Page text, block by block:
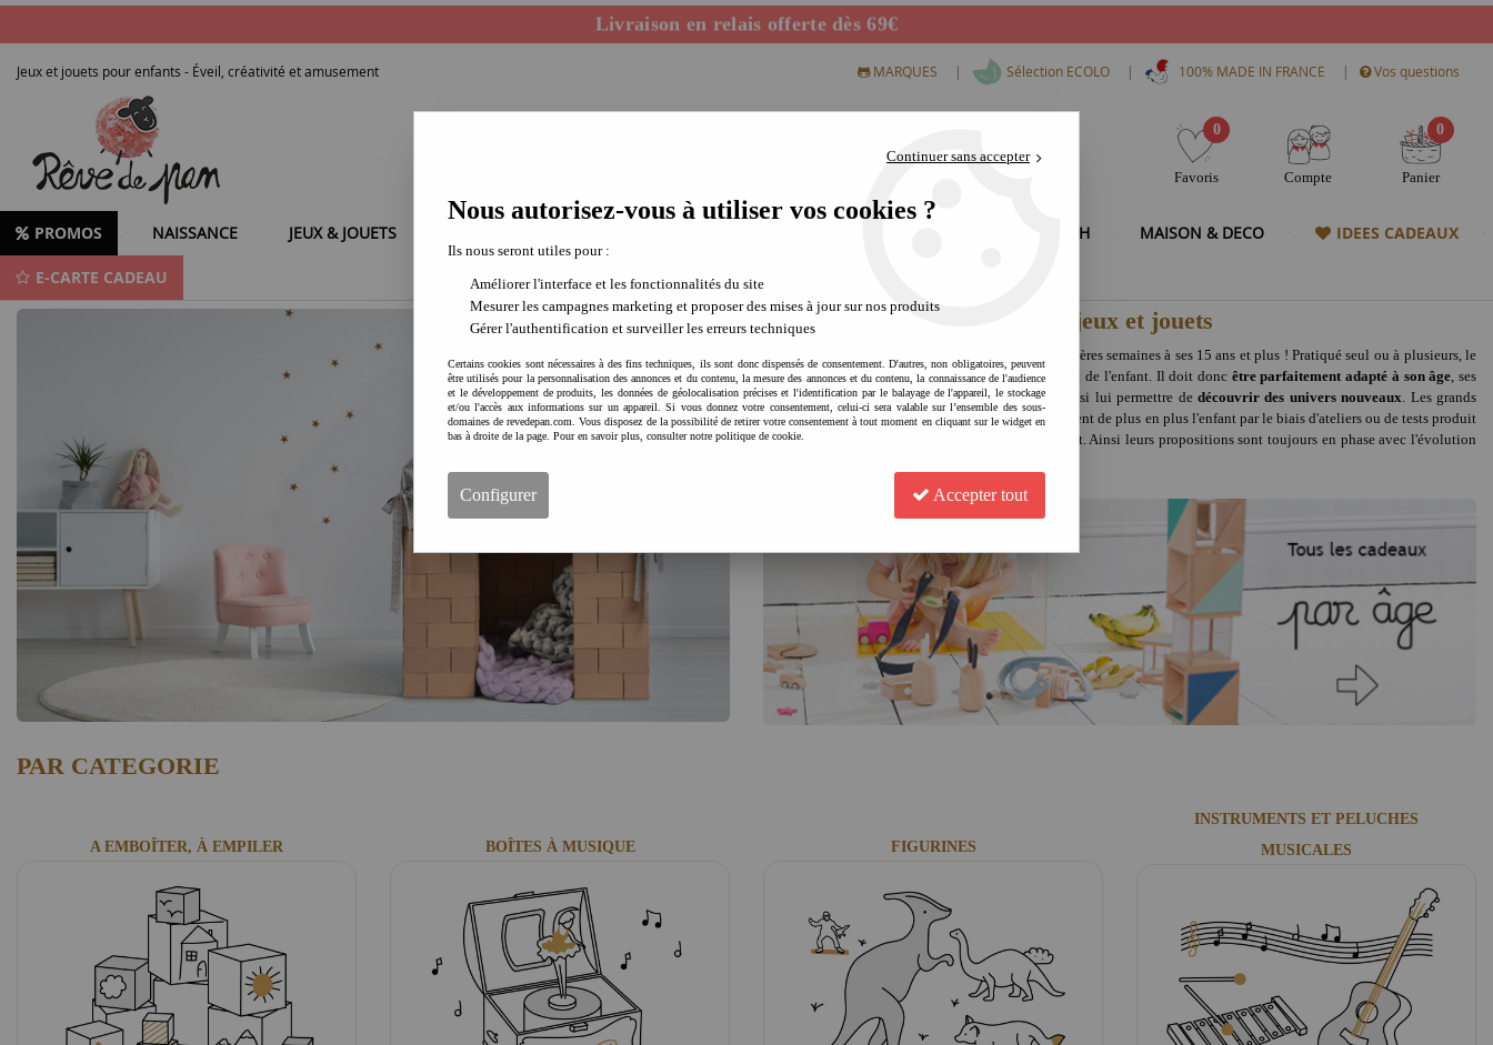
Départ de notre dépôt avant 14h
Jeux et jouets pour enfants - Éveil, créativité et amusement MARQUES | Sélection ECOLO | 100% MADE IN FRANCE | Vos questions
0
Favoris Compte
0
Panier
PROMOS NAISSANCE JEUX & JOUETS MODE & HIGH TECH MAISON & DECO IDEES CADEAUX
E-CARTE CADEAU
Découvrez des jeux et jouets pour stimuler imagination, motricité et apprentissages des enfants de tous âges.
Une sélection surprenante de jeux et jouets
La caverne d'Ali Baba pour tout enfant, de ses premières semaines à ses 15 ans et plus ! Pratiqué seul ou à plusieurs, le
jeu reste un élément essentiel pour l'épanouissement de l'enfant. Il doit doncêtre parfaitement adapté à son âge , ses
goûts, son stade de développement mais il doit aussi lui permettre de découvrir des univers nouveaux . Les grands
fabricants et créateurs l'ont bien compris et ils intègrent de plus en plus l'enfant par le biais d'ateliers ou de tests produit
tout au long de la conception d'un jouet pour enfant. Ainsi leurs propositions sont toujours en phase avec l'évolution
Chez Rêve de Pan, nous avons réuni le meilleur de ces propositions pour vous permettre de trouver le
qui accompagnera l'enfant dans son développement : coordination, imagination, écoute, concentration, esprit
d'équipe... tout en mettant l'accent sur des jouets écologiques et biologiques, et sans oublier le design ! que ce soit avec
un matériau moderne comme le silicone, ou traditionnel avec les j
ouets en bois.
Parmi notre sélection, découvrez entre autres :
indémodables cubes, du 1er âge jusqu'à la construction complexe en 3D
Lesjeux de société, traditionnels et modernes
Lespuzzles 2D, puzzles 3D et casse-têtes, pour de bons moments de réflexion et de concentration
boîtes à musiqueet lespeluches musicales
, pour une stimulation sensorielle et réconfortante
circuits de voiture , à la fois à construire et à jouer
PAR CATEGORIE
A EMBOÎTER, À EMPILER BOÎTES À MUSIQUE FIGURINES
INSTRUMENTS ET PELUCHES
MUSICALES
Continuer sans accepter
Nous autorisez-vous à utiliser vos cookies ?
Ils nous seront utiles pour :
Améliorer l'interface et les fonctionnalités du site
Mesurer les campagnes marketing et proposer des mises à jour sur nos produits
Gérer l'authentification et surveiller les erreurs techniques
Certains cookies sont nécessaires à des fins techniques, ils sont donc dispensés de consentement. D'autres, non obligatoires, peuvent
être utilisés pour la personnalisation des annonces et du contenu, la mesure des annonces et du contenu, la connaissance de l'audience
et le développement de produits, les données de géolocalisation précises et l'identification par le balayage de l'appareil, le stockage
et/ou l'accès aux informations sur un appareil. Si vous donnez votre consentement, celui-ci sera valable sur l’ensemble des sous-
domaines de revedepan.com. Vous disposez de la possibilité de retirer votre consentement à tout moment en cliquant sur le widget en
bas à droite de la page. Pour en savoir plus, consulter notre politique de cookie.
Configurer Accepter tout